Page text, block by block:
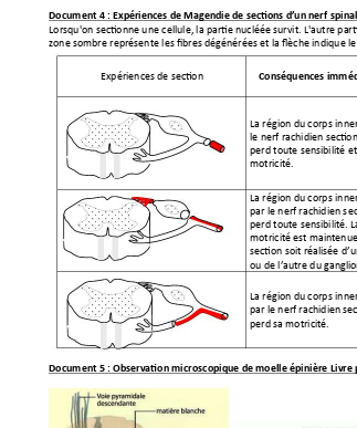
Document 4 : Expériences de Magendie de sections d’un nerf spinal
Lorsqu'on sectionne une cellule, la partie nucléée survit. L'autre
zone sombre représente les fibres dégénérées et la flèche indique
Expériences de section Conséquences
La région du corps
le nerf rachidien
perd toute sensibilité
motricité.
La région du corps
par le nerf rachidien s
perd toute sensibilité.
motricité est
section soit réalisée d’
ou de l’autre du
La région du corps
par le nerf rachidien
perd sa motricité.
Document 5 : Observation microscopique de moelle épinière Livre